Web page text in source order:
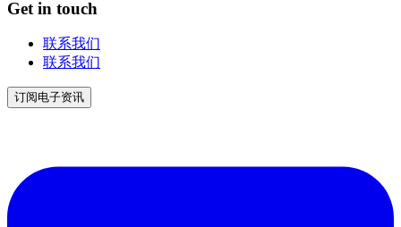
Get in touch
联系我们
联系我们
订阅电子资讯